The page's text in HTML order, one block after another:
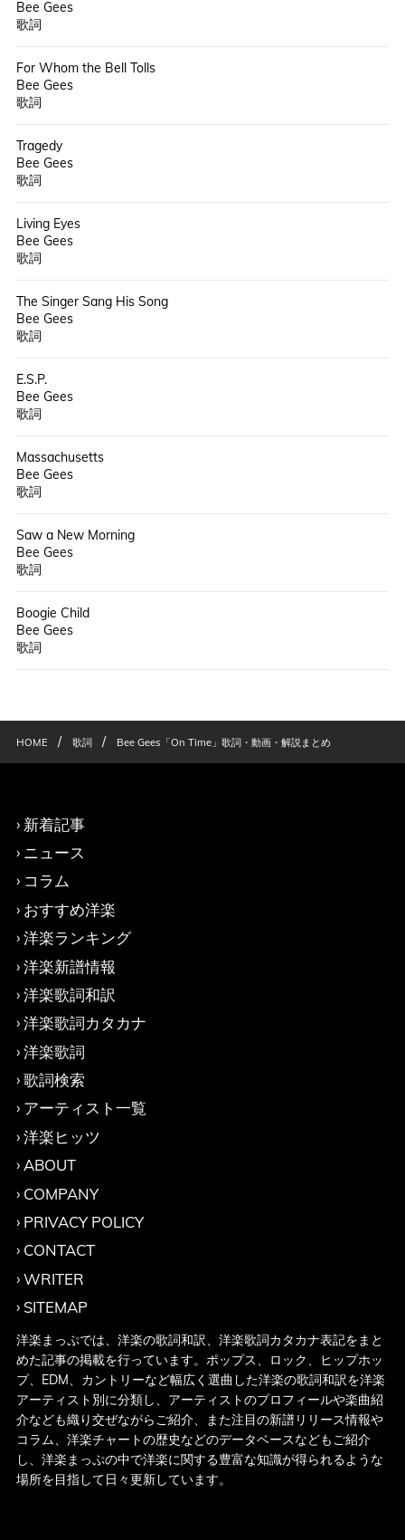
Bee Gees
歌詞
For Whom the Bell Tolls
Bee Gees
歌詞
Tragedy
Bee Gees
歌詞
Living Eyes
Bee Gees
歌詞
The Singer Sang His Song
Bee Gees
歌詞
E.S.P.
Bee Gees
歌詞
Massachusetts
Bee Gees
歌詞
Saw a New Morning
Bee Gees
歌詞
Boogie Child
Bee Gees
歌詞
HOME / 歌詞 / Bee Gees「On Time」歌詞・動画・解説まとめ
新着記事
ニュース
コラム
おすすめ洋楽
洋楽ランキング
洋楽新譜情報
洋楽歌詞和訳
洋楽歌詞カタカナ
洋楽歌詞
歌詞検索
アーティスト一覧
洋楽ヒッツ
ABOUT
COMPANY
PRIVACY POLICY
CONTACT
WRITER
SITEMAP
洋楽まっぷでは、洋楽の歌詞和訳、洋楽歌詞カタカナ表記をまと
めた記事の掲載を行っています。ポップス、ロック、ヒップホッ
プ、EDM、カントリーなど幅広く選曲した洋楽の歌詞和訳を洋楽
アーティスト別に分類し、アーティストのプロフィールや楽曲紹
介なども織り交ぜながらご紹介、また注目の新譜リリース情報や
コラム、洋楽チャートの歴史などのデータベースなどもご紹介
し、洋楽まっぷの中で洋楽に関する豊富な知識が得られるような
場所を目指して日々更新しています。